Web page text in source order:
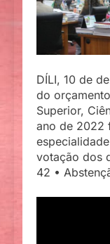
DÍLI, 10 de
do
Superior,
ano de 2022
votação dos
42 •